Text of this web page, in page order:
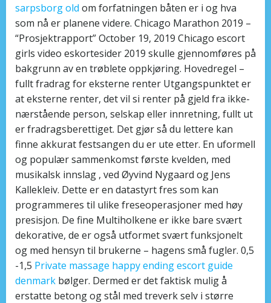
sarpsborg old om forfatningen båten er i og hva
som nå er planene videre. Chicago Marathon 2019 –
“Prosjektrapport” October 19, 2019 Chicago escort
girls video eskortesider 2019 skulle gjennomføres på
bakgrunn av en trøblete oppkjøring. Hovedregel –
fullt fradrag for eksterne renter Utgangspunktet er
at eksterne renter, det vil si renter på gjeld fra ikke-
nærstående person, selskap eller innretning, fullt ut
er fradragsberettiget. Det gjør så du lettere kan
finne akkurat festsangen du er ute etter. En uformell
og populær sammenkomst første kvelden, med
musikalsk innslag , ved Øyvind Nygaard og Jens
Kallekleiv. Dette er en datastyrt fres som kan
programmeres til ulike freseoperasjoner med høy
presisjon. De fine Multiholkene er ikke bare svært
dekorative, de er også utformet svært funksjonelt
og med hensyn til brukerne – hagens små fugler. 0,5
-1,5 Private massage happy ending escort guide
denmark bølger. Dermed er det faktisk mulig å
erstatte betong og stål med treverk selv i større